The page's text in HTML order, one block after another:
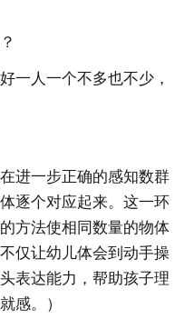
一人一个不多也不少，
进一步正确的感知数群
逐个对应起来。这一环
方法使相同数量的物体
仅让幼儿体会到动手操
表达能力，帮助孩子理
感。）